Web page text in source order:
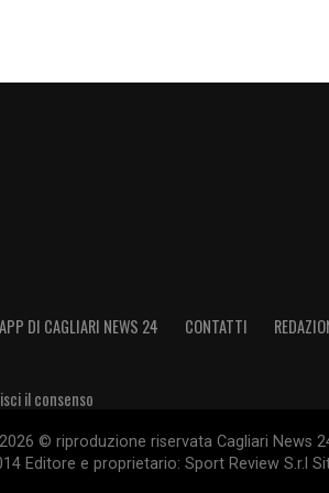
DI CAGLIARI NEWS 24 CONTATTI
il consenso
© riproduzione riservata Cagliari News
Editore e proprietario: Sport Review S.r.l